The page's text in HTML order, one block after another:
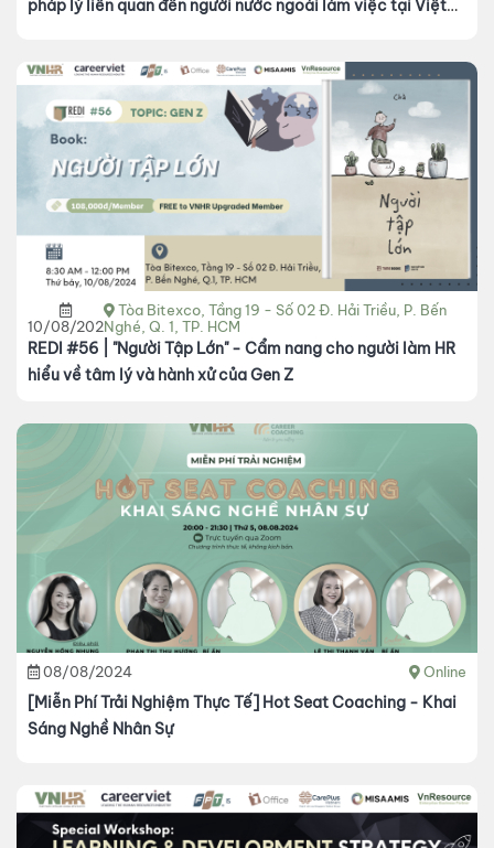
pháp lý liên quan đến người nước ngoài làm việc tại Việt
10/08/2024
Tòa Bitexco, Tầng 19 - Số 02 Đ. Hải Triều, P. Bến
Nghé, Q. 1, TP. HCM
REDI #56 | "Người Tập Lớn" - Cẩm nang cho người làm HR
hiểu về tâm lý và hành xử của Gen Z
08/08/2024 Online
[Miễn Phí Trải Nghiệm Thực Tế] Hot Seat Coaching - Khai
Sáng Nghề Nhân Sự